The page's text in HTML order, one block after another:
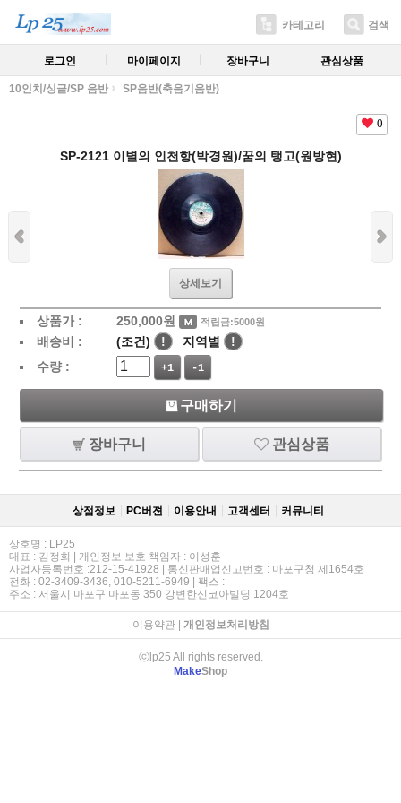
카테고리 검색
로그인 마이페이지 장바구니 관심상품
10인치/싱글/SP 음반 SP음반(축음기음반)
0
SP-2121 이별의 인천항(박경원)/꿈의 탱고(원방현)
상세보기
상품가 : 250,000원 적립금:5000원
배송비 : (조건) ! 지역별
!
수량 :
+1 -1
구매하기
장바구니 관심상품
상점정보 PC버젼 이용안내 고객센터 커뮤니티
상호명 : LP25
대표 : 김정희 | 개인정보 보호 책임자 : 이성훈
사업자등록번호 :212-15-41928 | 통신판매업신고번호 : 마포구청 제1654호
전화 : 02-3409-3436, 010-5211-6949 | 팩스 :
주소 : 서울시 마포구 마포동 350 강변한신코아빌딩 1204호
이용약관| 개인정보처리방침
ⓒlp25 All rights reserved.
MakeShop